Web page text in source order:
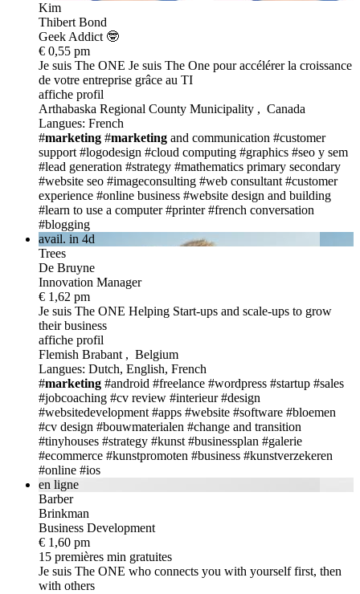
Kim
Thibert Bond
Geek Addict 🤓
€ 0,55 pm
Je suis The ONE Je suis The One pour accélérer la croissance
de votre entreprise grâce au TI
affiche profil
Arthabaska Regional County Municipality , Canada
Langues: French
#marketing #marketing and communication #customer
support #logodesign #cloud computing #graphics #seo y sem
#lead generation #strategy #mathematics primary secondary
#website seo #imageconsulting #web consultant #customer
experience #online business #website design and building
#learn to use a computer #printer #french conversation
#blogging
avail. in 4d
Trees
De Bruyne
Innovation Manager
€ 1,62 pm
Je suis The ONE Helping Start-ups and scale-ups to grow
their business
affiche profil
Flemish Brabant , Belgium
Langues: Dutch, English, French
#marketing #android #freelance #wordpress #startup #sales
#jobcoaching #cv review #interieur #design
#websitedevelopment #apps #website #software #bloemen
#cv design #bouwmaterialen #change and transition
#tinyhouses #strategy #kunst #businessplan #galerie
#ecommerce #kunstpromoten #business #kunstverzekeren
#online #ios
en ligne
Barber
Brinkman
Business Development
€ 1,60 pm
15 premières min gratuites
Je suis The ONE who connects you with yourself first, then
with others